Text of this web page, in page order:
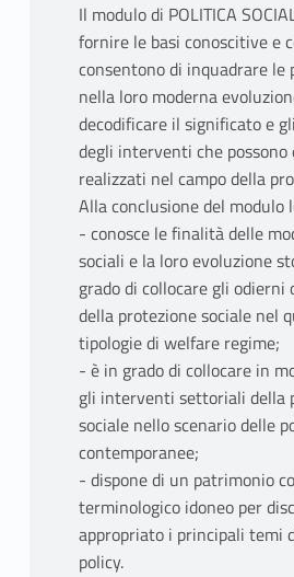
Il modulo di POLITICA
fornire le basi conoscitive e
consentono di inquadrare le
nella loro moderna
decodificare il significato e
degli interventi che possono
realizzati nel campo della
Alla conclusione del modulo
- conosce le finalità delle
sociali e la loro evoluzione
grado di collocare gli
della protezione sociale nel
tipologie di welfare regime;
- è in grado di collocare in
gli interventi settoriali della
sociale nello scenario delle
contemporanee;
- dispone di un patrimonio
terminologico idoneo per
appropriato i principali temi
policy.